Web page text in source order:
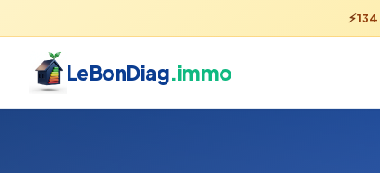
⚡134
LeBonDiag.immo